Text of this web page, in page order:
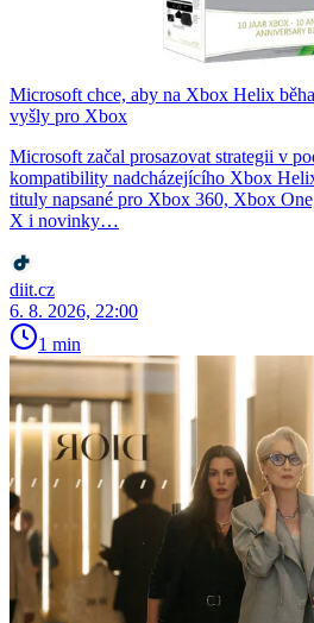
Microsoft chce, aby na Xbox Helix
vyšly pro Xbox
Microsoft začal prosazovat strategii v
kompatibility nadcházejícího Xbox
tituly napsané pro Xbox 360, Xbox
X i novinky…
diit.cz
6. 8. 2026, 22:00
1 min